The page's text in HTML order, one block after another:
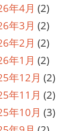
年4月 (2)
年3月 (2)
年2月 (2)
年1月 (2)
年12月 (2)
年11月 (2)
年10月 (3)